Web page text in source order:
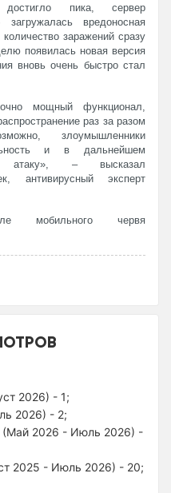
достигло пика, сервер
вредоносная
заражений сразу
появилась новая версия
вновь очень быстро стал
мощный функционал,
раз за разом
злоумышленники
и в дальнейшем
атаку», – высказал
антивирусный эксперт
мобильного червя
2026) - 1;
2026) - 2;
(Май 2026 - Июль 2026) -
2025 - Июль 2026) - 20;